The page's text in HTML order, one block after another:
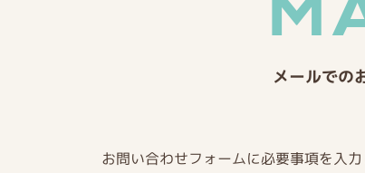
メールでの
お問い合わせフォームに必要事項を入